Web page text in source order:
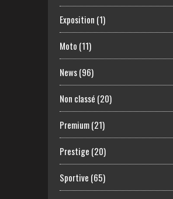
Exposition (1)
Moto (11)
News(96)
Non classé (20)
Premium(21)
Prestige (20)
Sportive (65)